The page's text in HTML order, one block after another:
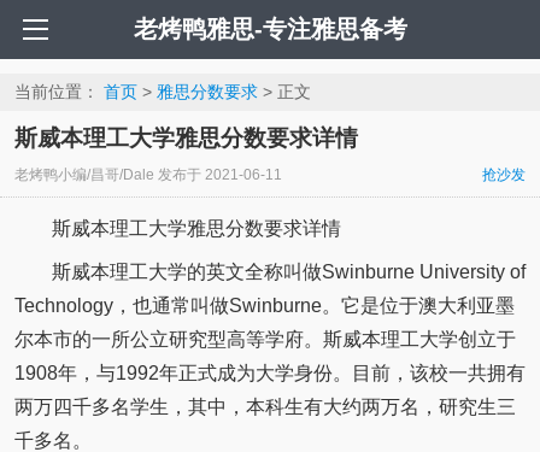
老烤鸭雅思-专注雅思备考
当前位置： 首页> 雅思分数要求> 正文
斯威本理工大学雅思分数要求详情
老烤鸭小编/昌哥/Dale 发布于 2021-06-11 抢沙发
斯威本理工大学雅思分数要求详情
斯威本理工大学的英文全称叫做Swinburne University of
Technology，也通常叫做Swinburne。它是位于澳大利亚墨
尔本市的一所公立研究型高等学府。斯威本理工大学创立于
1908年，与1992年正式成为大学身份。目前，该校一共拥有
两万四千多名学生，其中，本科生有大约两万名，研究生三
千多名。